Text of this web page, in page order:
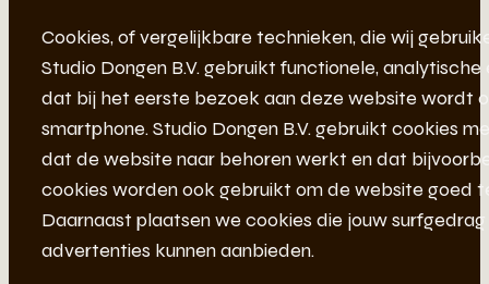
Cookies, of vergelijkbare technieken, die wij
Studio Dongen B.V. gebruikt functionele,
dat bij het eerste bezoek aan deze website wordt
smartphone. Studio Dongen B.V. gebruikt cookies
dat de website naar behoren werkt en dat
cookies worden ook gebruikt om de website goed
Daarnaast plaatsen we cookies die jouw
advertenties kunnen aanbieden.